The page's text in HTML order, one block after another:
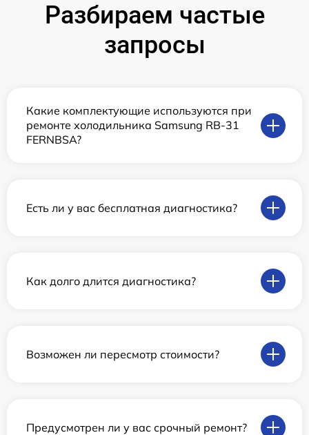
Разбираем частые
запросы
Какие комплектующие используются при
ремонте холодильника Samsung RB-31
FERNBSA?
Есть ли у вас бесплатная диагностика?
Как долго длится диагностика?
Возможен ли пересмотр стоимости?
Предусмотрен ли у вас срочный ремонт?